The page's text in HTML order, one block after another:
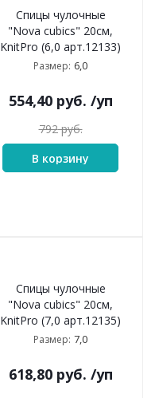
Спицы чулочные
"Nova cubics" 20см,
KnitPro (6,0 арт.12133)
Размер: 6,0
554,40руб. /уп
792руб.
В корзину
Спицы чулочные
"Nova cubics" 20см,
KnitPro (7,0 арт.12135)
Размер: 7,0
618,80руб. /уп